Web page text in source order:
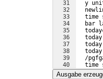
31
32
33
34
35
36
37
38
39
40
41
y
time
bar
/
time
{2016-
Ausgabe